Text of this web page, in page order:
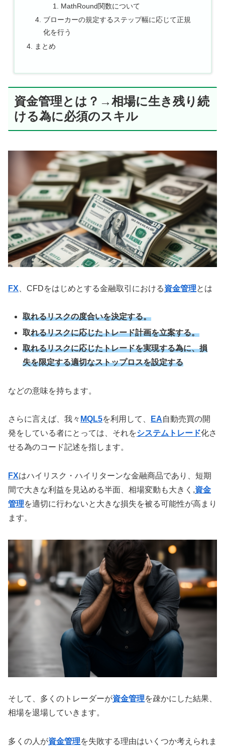
MathRound関数について
ブローカーの規定するステップ幅に応じて正規
化を行う
まとめ
資金管理とは？→相場に生き残り続
ける為に必須のスキル
FX 、CFDをはじめとする金融取引における資金管理とは
取れるリスクの度合いを決定する。
取れるリスクに応じたトレード計画を立案する。
取れるリスクに応じたトレードを実現する為に、損
失を限定する適切なストップロスを設定する
などの意味を持ちます。
さらに言えば、我々 MQL5を利用して、 EA自動売買の開
発をしている者にとっては、それをシステムトレード化さ
せる為のコード記述を指します。
FXはハイリスク・ハイリターンな金融商品であり、短期
間で大きな利益を見込める半面、相場変動も大きく,資金
管理を適切に行わないと大きな損失を被る可能性が高まり
ます。
そして、多くのトレーダーが資金管理を疎かにした結果、
相場を退場していきます。
多くの人が資金管理を失敗する理由はいくつか考えられま